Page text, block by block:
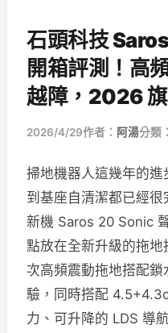
石頭科技
開箱評測！高
越障，2026
2026/4/29作者： 阿湯分類：
掃地機器人這幾年的
到基座自清潔都已經
新機 Saros 20 Sonic
點放在全新升級的拖
次高頻震動拖地搭配
驗，同時搭配
力、可升降的 LDS 導